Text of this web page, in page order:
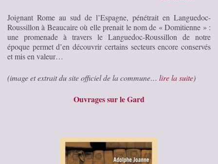
Joignant Rome au sud de l’Espagne, pénétrait en Languedoc-
Roussillon à Beaucaire où elle prenait le nom de « Domitienne » :
une promenade à travers le Languedoc-Roussillon de notre
époque permet d’en découvrir certains secteurs encore conservés
et mis en valeur…
(image et extrait du site officiel de la commune… lire la suite)
Ouvrages sur le Gard